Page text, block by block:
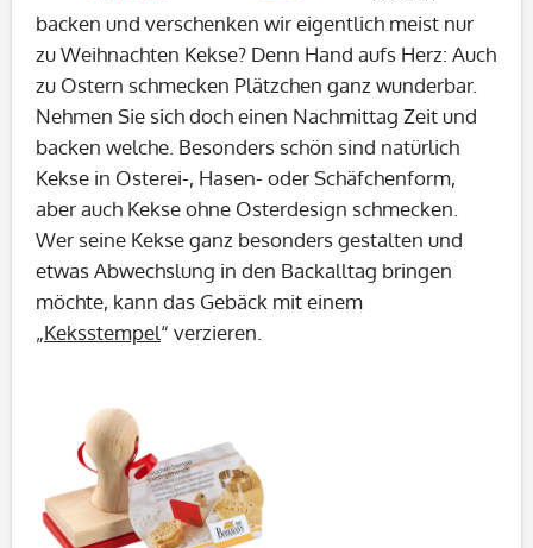
backen und verschenken wir eigentlich meist nur
zu Weihnachten Kekse? Denn Hand aufs Herz: Auch
zu Ostern schmecken Plätzchen ganz wunderbar.
Nehmen Sie sich doch einen Nachmittag Zeit und
backen welche. Besonders schön sind natürlich
Kekse in Osterei-, Hasen- oder Schäfchenform,
aber auch Kekse ohne Osterdesign schmecken.
Wer seine Kekse ganz besonders gestalten und
etwas Abwechslung in den Backalltag bringen
möchte, kann das Gebäck mit einem
„Keksstempel“ verzieren.